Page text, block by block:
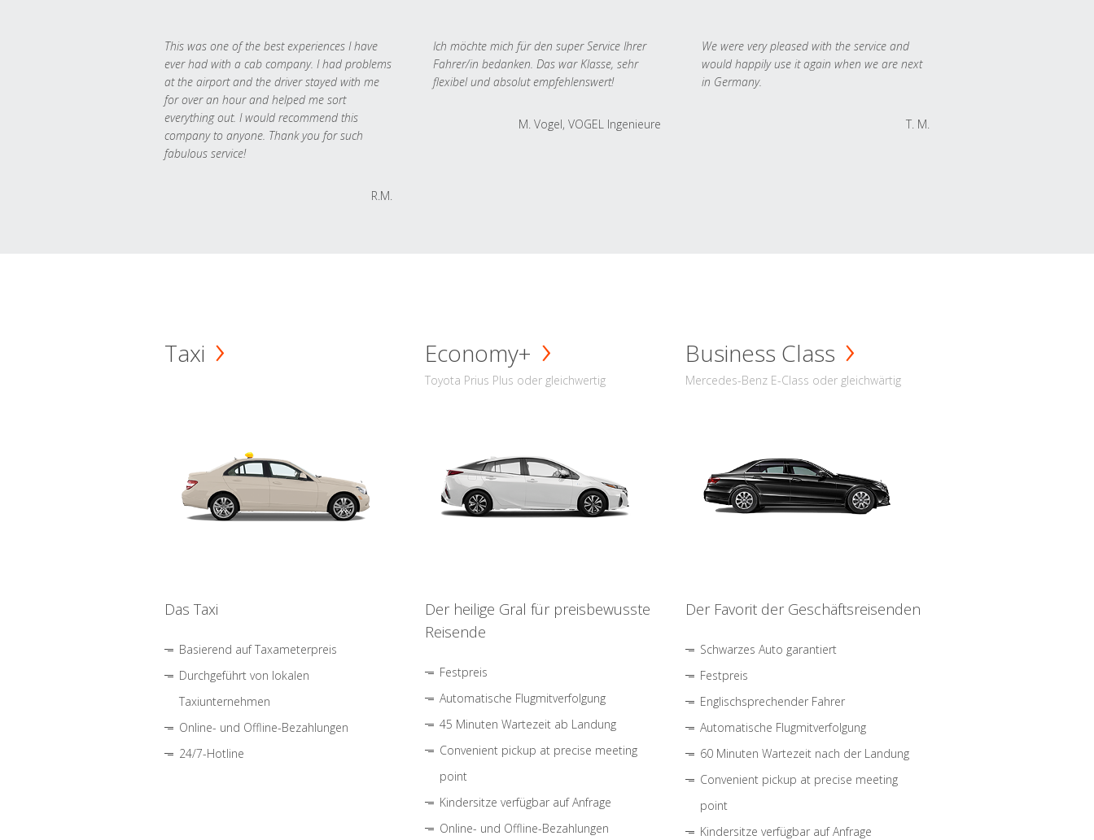
This was one of the best experiences I have
ever had with a cab company. I had problems
at the airport and the driver stayed with me
for over an hour and helped me sort
everything out. I would recommend this
company to anyone. Thank you for such
fabulous service!
R.M.
Ich möchte mich für den super Service Ihrer
Fahrer/in bedanken. Das war Klasse, sehr
flexibel und absolut empfehlenswert!
M. Vogel, VOGEL Ingenieure
We were very pleased with the service and
would happily use it again when we are next
in Germany.
T. M.
Taxi
Das Taxi
Basierend auf Taxameterpreis
Durchgeführt von lokalen
Taxiunternehmen
Online- und Offline-Bezahlungen
24/7-Hotline
Economy+
Toyota Prius Plus oder gleichwertig
Der heilige Gral für preisbewusste
Reisende
Festpreis
Automatische Flugmitverfolgung
45 Minuten Wartezeit ab Landung
Convenient pickup at precise meeting
point
Kindersitze verfügbar auf Anfrage
Online- und Offline-Bezahlungen
Business Class
Mercedes-Benz E-Class oder gleichwärtig
Der Favorit der Geschäftsreisenden
Schwarzes Auto garantiert
Festpreis
Englischsprechender Fahrer
Automatische Flugmitverfolgung
60 Minuten Wartezeit nach der Landung
Convenient pickup at precise meeting
point
Kindersitze verfügbar auf Anfrage